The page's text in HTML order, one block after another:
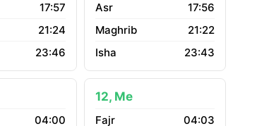
17:57
21:24
23:46
17:56
21:22
23:43
04:00
12, Me
04:03